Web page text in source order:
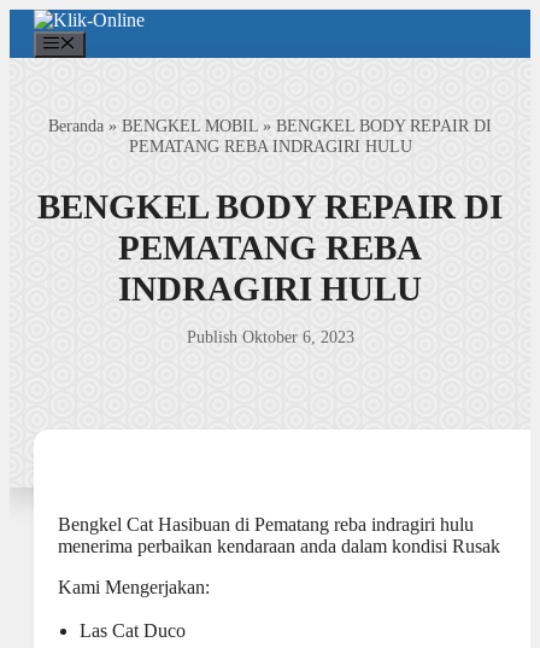
Langsung
isi
Beranda » BENGKEL MOBIL » BENGKEL BODY REPAIR DI
PEMATANG REBA INDRAGIRI HULU
BENGKEL BODY REPAIR DI
PEMATANG REBA
INDRAGIRI HULU
Publish Oktober 6, 2023
Bengkel Cat Hasibuan di Pematang reba indragiri hulu
menerima perbaikan kendaraan anda dalam kondisi Rusak
Kami Mengerjakan:
Las Cat Duco